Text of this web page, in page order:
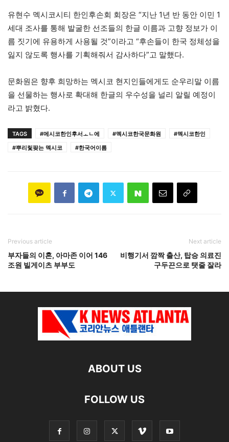
유현수 멕시코시티 한인후손회 회장은 “지난 1년 반 동안 이민 1
세대 조사를 통해 발굴한 선조들의 한글 이름과 고향 정보가 이
름 짓기에 유용하게 사용될 것”이라고 “후손들이 한국 정체성을
잃지 않도록 행사를 기획해줘서 감사하다”고 말했다.
문화원은 향후 희망하는 멕시코 현지인들에게도 순우리말 이름
을 선물하는 행사로 확대해 한글의 우수성을 널리 알릴 예정이
라고 밝혔다.
TAGS #메시코한인후서ㅗㄴ에 #멕시코한국문화원
#멕시코한인
#뿌리맃팢는 멕시코
#한국어이름
Previous article
부자들의 이혼, 아마존 이어 146
조원 빌게이츠 부부도
Next article
비행기서 깜짝 출산, 탑승 의료진
구두끈으로 탯줄 잘라
ABOUT US
FOLLOW US